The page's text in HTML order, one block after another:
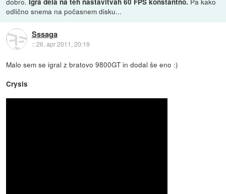
odlično snema na počasnem disku...
Sssaga
::26. apr 2011, 20:19
Malo sem se igral z bratovo 9800GT in dodal še eno :)
Crysis